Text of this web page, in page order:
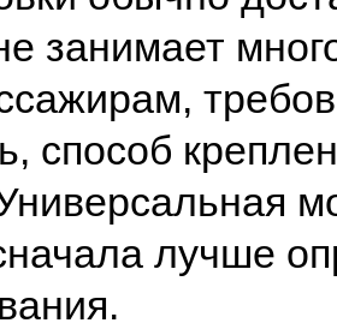
занимает
способ
лучше